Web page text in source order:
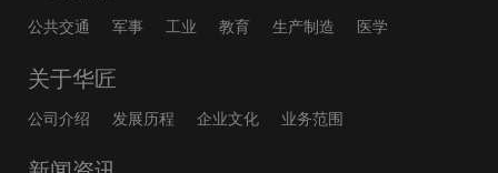
公共交通 军事 工业 教育 生产制造 医学
关于华匠
公司介绍 发展历程 企业文化 业务范围